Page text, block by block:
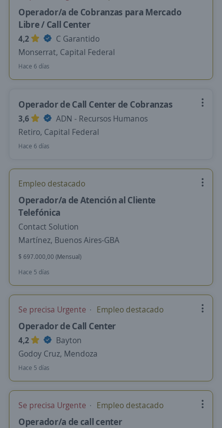
Operador/a de Cobranzas para Mercado
Libre / Call Center
4,2
C Garantido
Monserrat, Capital Federal
Hace 6 días
Operador de Call Center de Cobranzas
3,6
ADN - Recursos Humanos
Retiro, Capital Federal
Hace 6 días
Empleo destacado
Operador/a de Atención al Cliente
Telefónica
Contact Solution
Martínez, Buenos Aires-GBA
$ 697.000,00 (Mensual)
Hace 5 días
Se precisa Urgente Empleo destacado
Operador de Call Center
4,2
Bayton
Godoy Cruz, Mendoza
Hace 5 días
Se precisa Urgente Empleo destacado
Operador/a de call center